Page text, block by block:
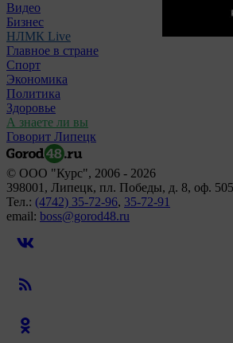
Видео
Бизнес
НЛМК Live
Главное в стране
Спорт
Экономика
Политика
Здоровье
А знаете ли вы
Говорит Липецк
© ООО "Курс", 2006 - 2026
398001, Липецк, пл. Победы, д. 8, оф. 505
Тел.: (4742) 35-72-96, 35-72-91
email: boss@gorod48.ru